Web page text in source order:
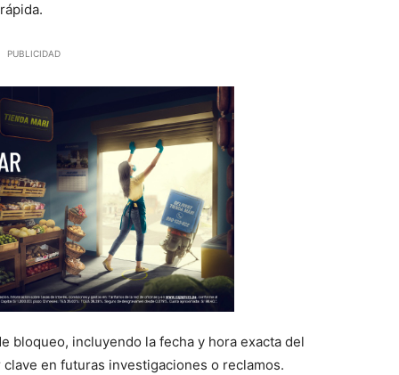
PUBLICIDAD
bloqueo, incluyendo la fecha y hora exacta del
en futuras investigaciones o reclamos.